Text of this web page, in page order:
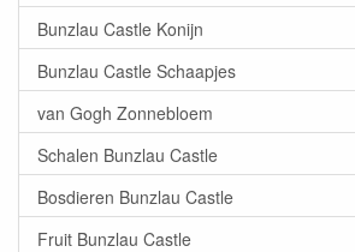
Bunzlau Castle Konijn
Bunzlau Castle Schaapjes
van Gogh Zonnebloem
Schalen Bunzlau Castle
Bosdieren Bunzlau Castle
Fruit Bunzlau Castle